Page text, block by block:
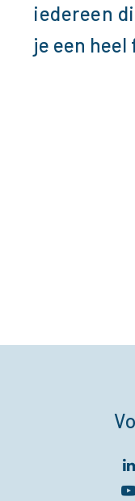
iedereen
je een heel
Opent in